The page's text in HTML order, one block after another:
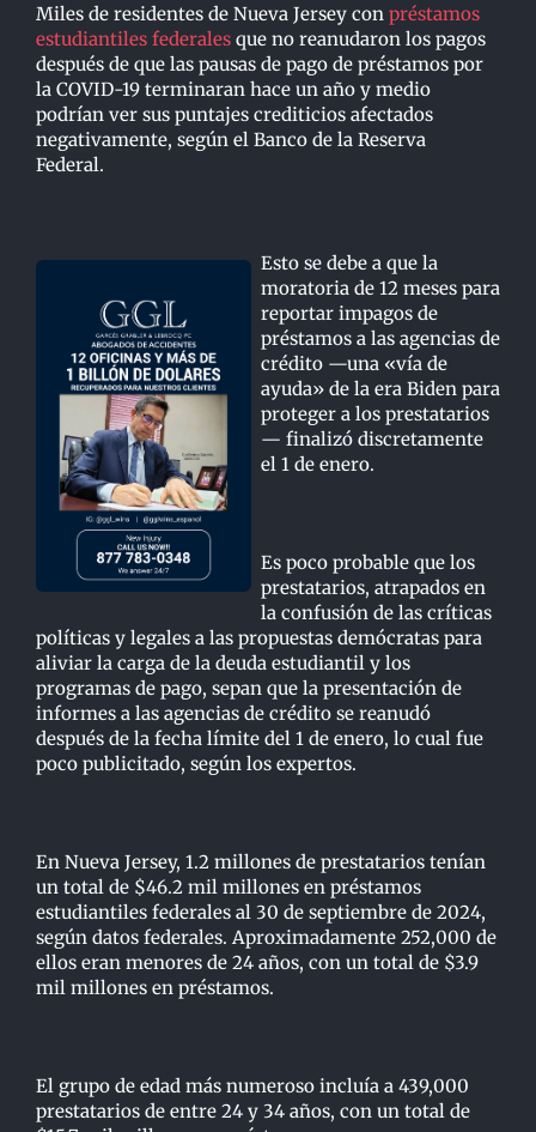
Miles de residentes de Nueva Jersey con préstamos
estudiantiles federales que no reanudaron los pagos
después de que las pausas de pago de préstamos por
la COVID-19 terminaran hace un año y medio
podrían ver sus puntajes crediticios afectados
negativamente, según el Banco de la Reserva
Federal.
Esto se debe a que la
moratoria de 12 meses para
reportar impagos de
préstamos a las agencias de
crédito —una «vía de
ayuda» de la era Biden para
proteger a los prestatarios
— finalizó discretamente
el 1 de enero.
Es poco probable que los
prestatarios, atrapados en
la confusión de las críticas
políticas y legales a las propuestas demócratas para
aliviar la carga de la deuda estudiantil y los
programas de pago, sepan que la presentación de
informes a las agencias de crédito se reanudó
después de la fecha límite del 1 de enero, lo cual fue
poco publicitado, según los expertos.
En Nueva Jersey, 1.2 millones de prestatarios tenían
un total de $46.2 mil millones en préstamos
estudiantiles federales al 30 de septiembre de 2024,
según datos federales. Aproximadamente 252,000 de
ellos eran menores de 24 años, con un total de $3.9
mil millones en préstamos.
El grupo de edad más numeroso incluía a 439,000
prestatarios de entre 24 y 34 años, con un total de